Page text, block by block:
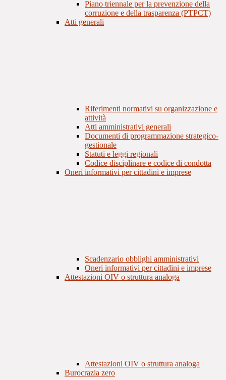
Piano triennale per la prevenzione della
corruzione e della trasparenza (PTPCT)
Atti generali
Riferimenti normativi su organizzazione e
attività
Atti amministrativi generali
Documenti di programmazione strategico-
gestionale
Statuti e leggi regionali
Codice disciplinare e codice di condotta
Oneri informativi per cittadini e imprese
Scadenzario obblighi amministrativi
Oneri informativi per cittadini e imprese
Attestazioni OIV o struttura analoga
Attestazioni OIV o struttura analoga
Burocrazia zero